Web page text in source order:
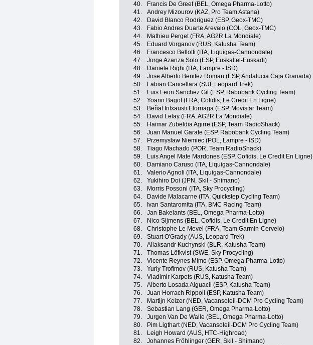
40.
Francis De Greef (BEL, Omega Pharma-Lotto)
41.
Andrey Mizourov (KAZ, Pro Team Astana)
42.
David Blanco Rodriguez (ESP, Geox-TMC)
43.
Fabio Andres Duarte Arevalo (COL, Geox-TMC)
44.
Mathieu Perget (FRA, AG2R La Mondiale)
45.
Eduard Vorganov (RUS, Katusha Team)
46.
Francesco Bellotti (ITA, Liquigas-Cannondale)
47.
Jorge Azanza Soto (ESP, Euskaltel-Euskadi)
48.
Daniele Righi (ITA, Lampre - ISD)
49.
Jose Alberto Benitez Roman (ESP, Andalucia Caja Granada)
50.
Fabian Cancellara (SUI, Leopard Trek)
51.
Luis Leon Sanchez Gil (ESP, Rabobank Cycling Team)
52.
Yoann Bagot (FRA, Cofidis, Le Credit En Ligne)
53.
Beñat Intxausti Elorriaga (ESP, Movistar Team)
54.
David Lelay (FRA, AG2R La Mondiale)
55.
Haimar Zubeldia Agirre (ESP, Team RadioShack)
56.
Juan Manuel Garate (ESP, Rabobank Cycling Team)
57.
Przemyslaw Niemiec (POL, Lampre - ISD)
58.
Tiago Machado (POR, Team RadioShack)
59.
Luis Angel Mate Mardones (ESP, Cofidis, Le Credit En Ligne)
60.
Damiano Caruso (ITA, Liquigas-Cannondale)
61.
Valerio Agnoli (ITA, Liquigas-Cannondale)
62.
Yukihiro Doi (JPN, Skil - Shimano)
63.
Morris Possoni (ITA, Sky Procycling)
64.
Davide Malacarne (ITA, Quickstep Cycling Team)
65.
Ivan Santaromita (ITA, BMC Racing Team)
66.
Jan Bakelants (BEL, Omega Pharma-Lotto)
67.
Nico Sijmens (BEL, Cofidis, Le Credit En Ligne)
68.
Christophe Le Mevel (FRA, Team Garmin-Cervelo)
69.
Stuart O'Grady (AUS, Leopard Trek)
70.
Aliaksandr Kuchynski (BLR, Katusha Team)
71.
Thomas Löfkvist (SWE, Sky Procycling)
72.
Vicente Reynes Mimo (ESP, Omega Pharma-Lotto)
73.
Yuriy Trofimov (RUS, Katusha Team)
74.
Vladimir Karpets (RUS, Katusha Team)
75.
Alberto Losada Alguacil (ESP, Katusha Team)
76.
Juan Horrach Rippoll (ESP, Katusha Team)
77.
Martijn Keizer (NED, Vacansoleil-DCM Pro Cycling Team)
78.
Sebastian Lang (GER, Omega Pharma-Lotto)
79.
Jurgen Van De Walle (BEL, Omega Pharma-Lotto)
80.
Pim Ligthart (NED, Vacansoleil-DCM Pro Cycling Team)
81.
Leigh Howard (AUS, HTC-Highroad)
82.
Johannes Fröhlinger (GER, Skil - Shimano)